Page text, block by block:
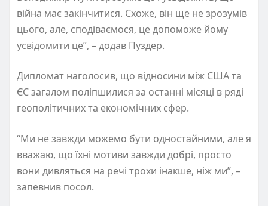
війна має закінчитися. Схоже, він ще не зрозумів
цього, але, сподіваємося, це допоможе йому
усвідомити це”, – додав Пуздер.
Дипломат наголосив, що відносини між США та
ЄС загалом поліпшилися за останні місяці в ряді
геополітичних та економічних сфер.
“Ми не завжди можемо бути одностайними, але я
вважаю, що їхні мотиви завжди добрі, просто
вони дивляться на речі трохи інакше, ніж ми”, –
запевнив посол.